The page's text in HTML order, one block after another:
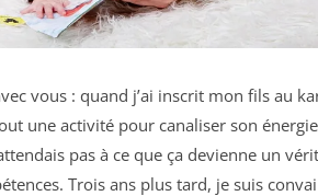
vous : quand j’ai inscrit mon fils au
une activité pour canaliser son énergie
pas à ce que ça devienne un
Trois ans plus tard, je suis